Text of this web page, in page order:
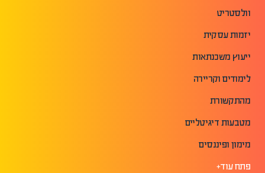
וולסטריט
יזמות עסקית
ייעוץ משכנתאות
לימודים וקריירה
מהתקשורת
מטבעות דיגיטליים
מימון ופיננסים
פתח עוד+